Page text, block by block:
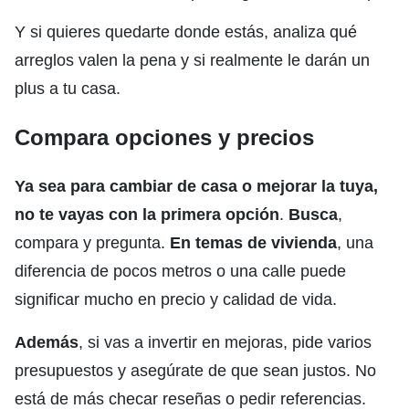
Y si quieres quedarte donde estás, analiza qué
arreglos valen la pena y si realmente le darán un
plus a tu casa.
Compara opciones y precios
Ya sea para cambiar de casa o mejorar la tuya,
no te vayas con la primera opción. Busca,
compara y pregunta. En temas de vivienda, una
diferencia de pocos metros o una calle puede
significar mucho en precio y calidad de vida.
Además, si vas a invertir en mejoras, pide varios
presupuestos y asegúrate de que sean justos. No
está de más checar reseñas o pedir referencias.